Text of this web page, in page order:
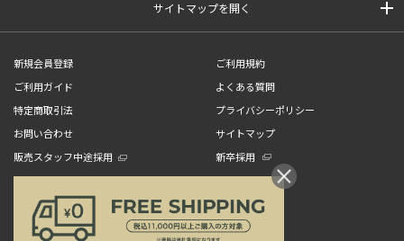
サイトマップを開く
新規会員登録
ご利用規約
ご利用ガイド
よくある質問
特定商取引法
プライバシーポリシー
お問い合わせ
サイトマップ
販売スタッフ中途採用
新卒採用